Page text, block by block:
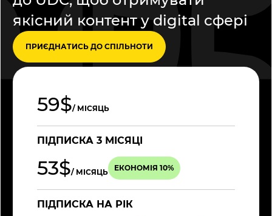
якісний контент у digital сфері
ПРИЄДНАТИСЬ ДО СПІЛЬНОТИ
59$/ МІСЯЦЬ
ПІДПИСКА 3 МІСЯЦІ
53$/ МІСЯЦЬ ЕКОНОМІЯ 10%
ПІДПИСКА НА РІК